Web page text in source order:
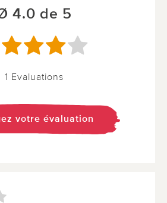
4.0 de 5
1 Evaluations
votre évaluation